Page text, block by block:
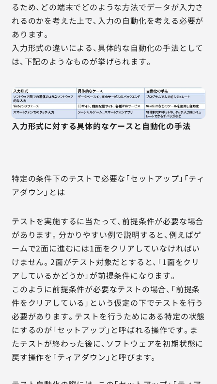
るため、どの端末でどのような方法でデータが入力さ
れるのかを考えた上で、入力の自動化を考える必要が
あります。
入力形式の違いによる、具体的な自動化の手法として
は、下記のようなものが挙げられます。
入力形式に対する具体的なケースと自動化の手法
特定の条件下のテストで必要な「セットアップ」「ティ
アダウン」とは
テストを実施するに当たって、前提条件が必要な場合
があります。分かりやすい例で説明すると、例えばゲ
ームで2面に進むには1面をクリアしていなければい
けません。2面がテスト対象だとすると、「1面をクリ
アしているかどうか」が前提条件になります。
このように前提条件が必要なテストの場合、「前提条
件をクリアしている」という仮定の下でテストを行う
必要があります。テストを行うためにある特定の状態
にするのが「セットアップ」と呼ばれる操作です。ま
たテストが終わった後に、ソフトウェアを初期状態に
戻す操作を「ティアダウン」と呼びます。